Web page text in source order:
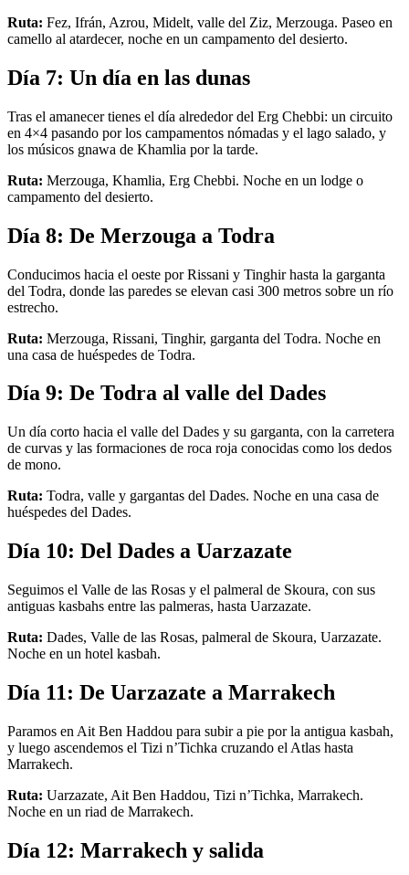
Ruta: Fez, Ifrán, Azrou, Midelt, valle del Ziz, Merzouga. Paseo en
camello al atardecer, noche en un campamento del desierto.
Día 7: Un día en las dunas
Tras el amanecer tienes el día alrededor del Erg Chebbi: un circuito
en 4×4 pasando por los campamentos nómadas y el lago salado, y
los músicos gnawa de Khamlia por la tarde.
Ruta: Merzouga, Khamlia, Erg Chebbi. Noche en un lodge o
campamento del desierto.
Día 8: De Merzouga a Todra
Conducimos hacia el oeste por Rissani y Tinghir hasta la garganta
del Todra, donde las paredes se elevan casi 300 metros sobre un río
estrecho.
Ruta: Merzouga, Rissani, Tinghir, garganta del Todra. Noche en
una casa de huéspedes de Todra.
Día 9: De Todra al valle del Dades
Un día corto hacia el valle del Dades y su garganta, con la carretera
de curvas y las formaciones de roca roja conocidas como los dedos
de mono.
Ruta: Todra, valle y gargantas del Dades. Noche en una casa de
huéspedes del Dades.
Día 10: Del Dades a Uarzazate
Seguimos el Valle de las Rosas y el palmeral de Skoura, con sus
antiguas kasbahs entre las palmeras, hasta Uarzazate.
Ruta: Dades, Valle de las Rosas, palmeral de Skoura, Uarzazate.
Noche en un hotel kasbah.
Día 11: De Uarzazate a Marrakech
Paramos en Ait Ben Haddou para subir a pie por la antigua kasbah,
y luego ascendemos el Tizi n’Tichka cruzando el Atlas hasta
Marrakech.
Ruta: Uarzazate, Ait Ben Haddou, Tizi n’Tichka, Marrakech.
Noche en un riad de Marrakech.
Día 12: Marrakech y salida